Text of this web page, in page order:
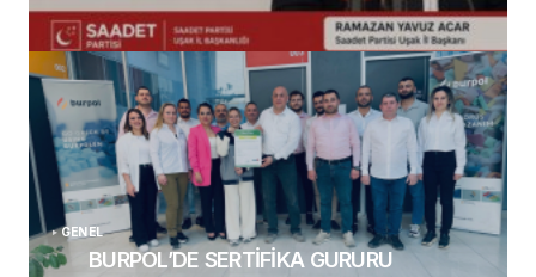
(başlıksız)
Alaattin Karahan tarafından 14/07/2026
GENEL
BURPOL’DE SERTİFİKA GURURU